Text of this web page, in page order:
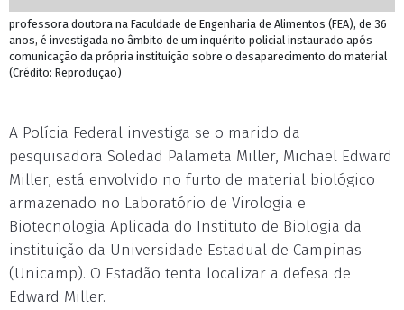
professora doutora na Faculdade de Engenharia de Alimentos (FEA), de 36
anos, é investigada no âmbito de um inquérito policial instaurado após
comunicação da própria instituição sobre o desaparecimento do material
(Crédito: Reprodução)
A Polícia Federal investiga se o marido da
pesquisadora Soledad Palameta Miller, Michael Edward
Miller, está envolvido no furto de material biológico
armazenado no Laboratório de Virologia e
Biotecnologia Aplicada do Instituto de Biologia da
instituição da Universidade Estadual de Campinas
(Unicamp). O Estadão tenta localizar a defesa de
Edward Miller.